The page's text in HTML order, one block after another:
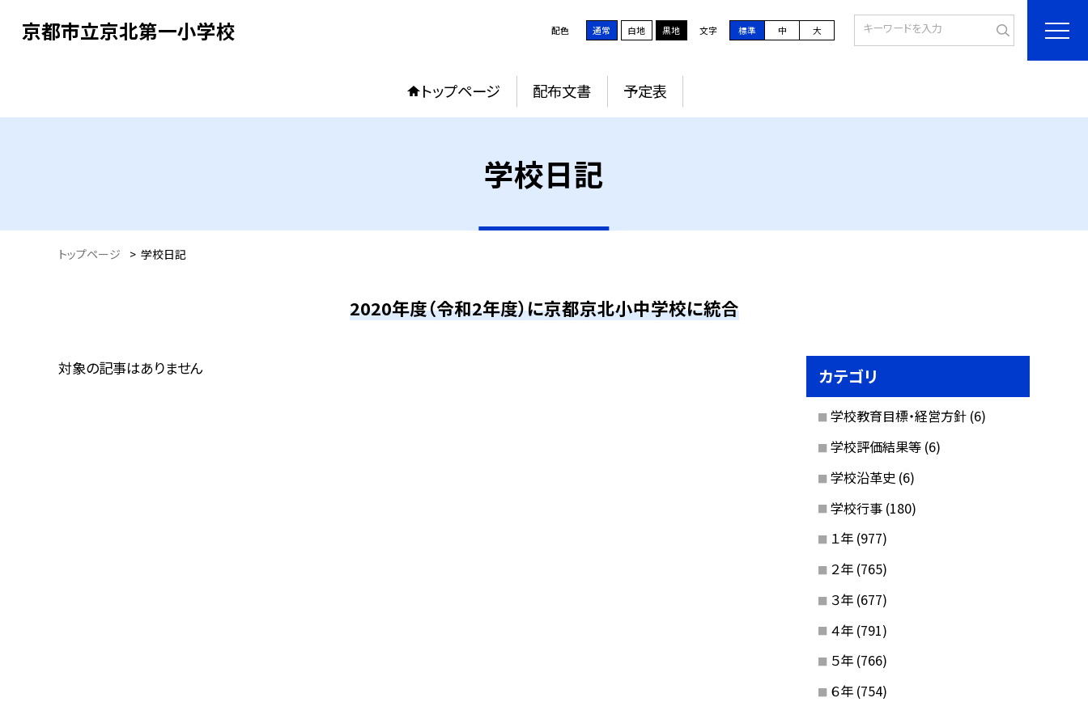
京都市立京北第一小学校 配色 通常 白地 黒地 文字 標準 中 大
トップページ 配布文書 予定表
学校日記
トップページ > 学校日記
2020年度（令和2年度）に京都京北小中学校に統合
対象の記事はありません カテゴリ
学校教育目標・経営方針 (6)
学校評価結果等 (6)
学校沿革史 (6)
学校行事 (180)
１年 (977)
２年 (765)
３年 (677)
４年 (791)
５年 (766)
６年 (754)